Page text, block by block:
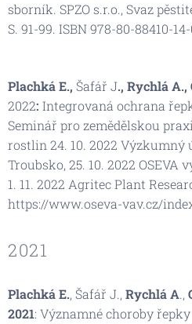
sborník. SPZO s.r.o., Svaz
S. 91-99. ISBN 978-80-88410-
Plachká E., Šafář J., Rychlá
2022: Integrovaná ochrana
Seminář pro zemědělskou
rostlin 24. 10. 2022 Výzkumný
Troubsko, 25. 10. 2022 OSEVA
1. 11. 2022 Agritec Plant
https://www.oseva-vav.cz/
2021
PlachkáE., Šafář J., RychláA.,
2021: Významné choroby